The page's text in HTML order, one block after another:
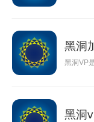
黑洞
黑洞VP
黑洞